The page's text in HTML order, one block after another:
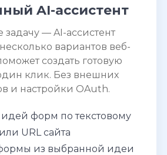
AI-ассистент
— AI-ассистент
вариантов веб-
создать готовую
клик. Без внешних
и настройки OAuth.
форм по текстовому
URL сайта
из выбранной идеи